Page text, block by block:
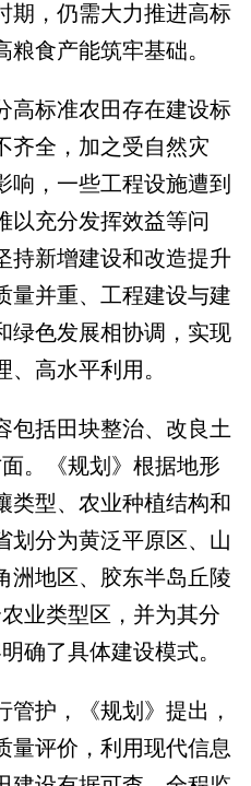
期，仍需大力推进高标
食产能筑牢基础。
标准农田存在建设标
齐全，加之受自然灾
响，一些工程设施遭到
以充分发挥效益等问
持新增建设和改造提升
量并重、工程建设与建
绿色发展相协调，实现
高水平利用。
括田块整治、改良土
。《规划》根据地形
类型、农业种植结构和
划分为黄泛平原区、山
洲地区、胶东半岛丘陵
业类型区，并为其分
确了具体建设模式。
护，《规划》提出，
量评价，利用现代信息